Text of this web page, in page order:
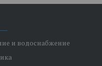
и водоснабжение